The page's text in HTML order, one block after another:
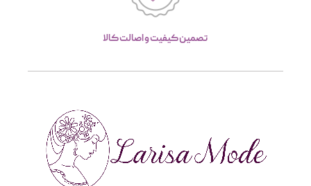
تصمین کیفیت و اصالت کالا